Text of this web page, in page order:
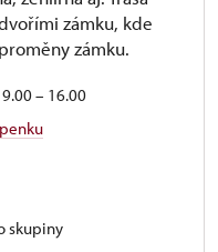
zámku, kde
zámku.
– 16.00
skupiny